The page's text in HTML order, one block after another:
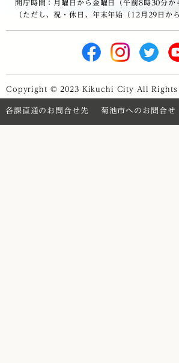
開庁時間：月曜日から金曜日（午前8時30分か
（ただし、祝・休日、年末年始（12月29日か
Copyright © 2023 Kikuchi City All Rights
各課直通のお問合せ先 菊池市へのお問合せ